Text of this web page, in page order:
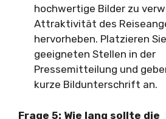
hochwertige Bilder zu
Attraktivität des
hervorheben. Platzieren
geeigneten Stellen in der
Pressemitteilung und
kurze Bildunterschrift an.
Frage 5: Wie lang sollte die